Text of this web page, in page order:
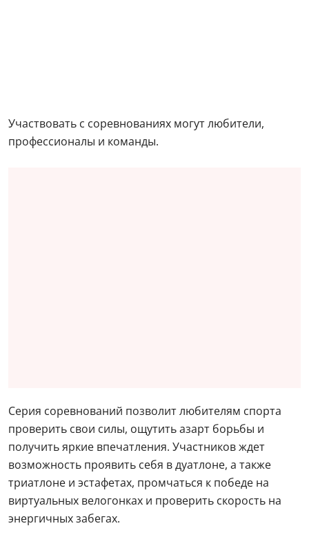
Участвовать с соревнованиях могут любители,
профессионалы и команды.
Серия соревнований позволит любителям спорта
проверить свои силы, ощутить азарт борьбы и
получить яркие впечатления. Участников ждет
возможность проявить себя в дуатлоне, а также
триатлоне и эстафетах, промчаться к победе на
виртуальных велогонках и проверить скорость на
энергичных забегах.